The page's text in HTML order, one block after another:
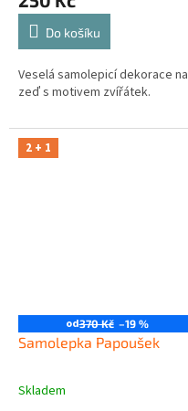
Do košíku
Veselá samolepicí dekorace na
zeď s motivem zvířátek.
2 + 1
od370 Kč –19 %
Samolepka Papoušek
Skladem